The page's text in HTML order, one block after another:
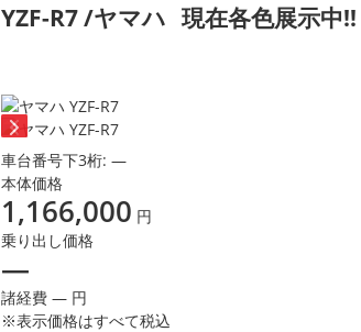
YZF-R7 /ヤマハ 現在各色展示中!!
車台番号下3桁: ―
本体価格
1,166,000 円
乗り出し価格
―
諸経費 ― 円
※表示価格はすべて税込